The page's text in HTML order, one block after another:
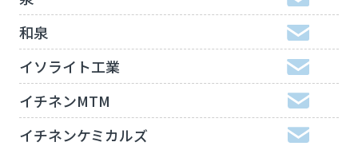
和泉
イソライト工業
イチネンMTM
イチネンケミカルズ